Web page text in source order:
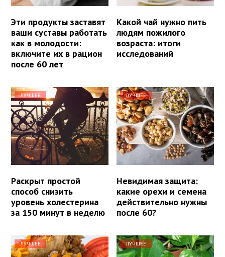
Эти продукты заставят
ваши суставы работать
как в молодости:
включите их в рацион
после 60 лет
Какой чай нужно пить
людям пожилого
возраста: итоги
исследований
ЛУЧШЕЕ
Раскрыт простой
способ снизить
уровень холестерина
за 150 минут в неделю
ЛУЧШЕЕ
Невидимая защита:
какие орехи и семена
действительно нужны
после 60?
ЛУЧШЕЕ ЛУЧШЕЕ